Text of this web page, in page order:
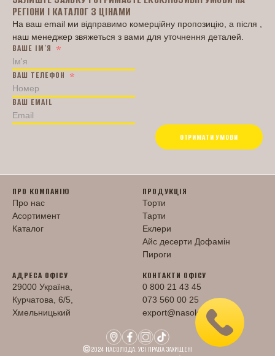
РЕГІОНИ І КАТАЛОГ З ЦІНАМИ
На ваш email ми відправимо комерційну пропозицію, а після ,
наш менеджер звяжеться з вами для уточнення деталей.
ВАШЕ ІМ'Я
ВАШ ТЕЛЕФОН
ВАШ EMAIL
ОТРИМАТИ УМОВИ
ПРО КОМПАНІЮ
Про нас
Асортимент
Каталог
ПРОДУКЦІЯ
Торти
Тарти
Еклери
Айс десерти Дофамін
Пироги
АДРЕСА ОФІСУ
29000 Україна,
Курчатова, 6/5,
Хмельницький
КОНТАКТИ ОФІСУ
0 800 21 43 45
073 560 00 25
export@nasoloda.com.ua
2024 НАСОЛОДА. УСІ ПРАВА ЗАХИЩЕНІ